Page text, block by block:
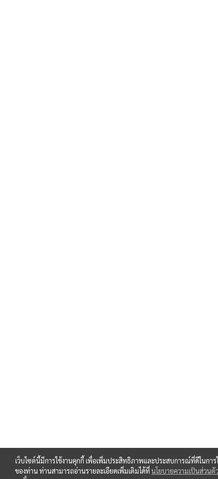
เว็บไซต์นี้มีการใช้งานคุกกี้ เพื่อเพิ่มประสิทธิภาพและประสบการณ์ที่ดีในการ
ของท่าน ท่านสามารถอ่านรายละเอียดเพิ่มเติมได้ที่นโยบายความเป็นส่วนตั